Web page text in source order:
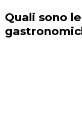
Quali sono